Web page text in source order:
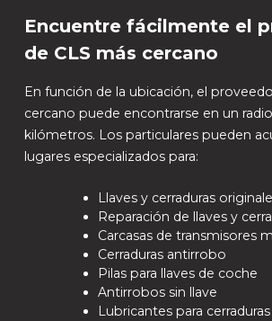
Encuentre fácilmente el
de CLS más cercano
En función de la ubicación, el
cercano puede encontrarse en un radio
kilómetros. Los particulares pueden
lugares especializados para:
Llaves y cerraduras
Reparación de llaves y
Carcasas de transmisores
Cerraduras antirrobo
Pilas para llaves de coche
Antirrobos sin llave
Lubricantes para cerraduras